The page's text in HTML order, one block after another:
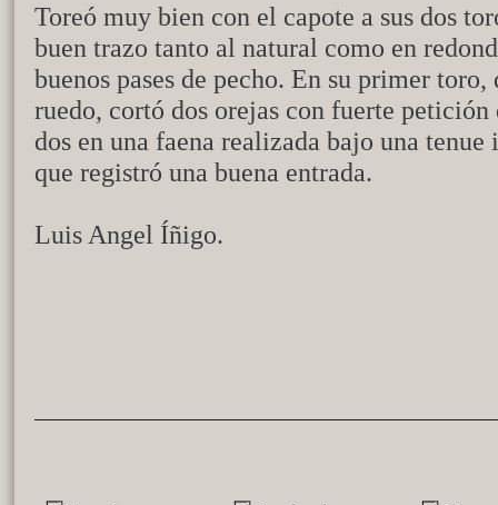
Toreó muy bien con el capote a sus dos
buen trazo tanto al natural como en
buenos pases de pecho. En su primer
ruedo, cortó dos orejas con fuerte
dos en una faena realizada bajo una
que registró una buena entrada.
Luis Angel Íñigo.